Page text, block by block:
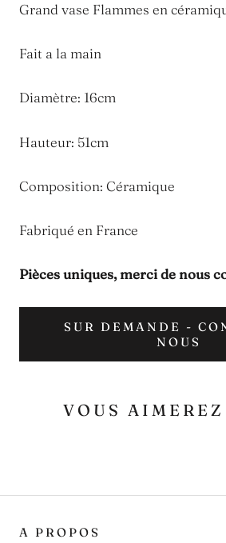
Grand vase Flammes en
Fait a la main
Diamètre: 16cm
Hauteur: 51cm
Composition: Céramique
Fabriqué en France
Pièces uniques, merci de nous
SUR DEMANDE -
NOUS
VOUS
A PROPOS